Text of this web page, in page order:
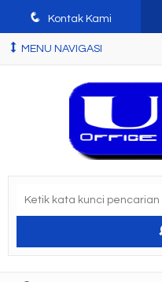
q Kontak Kami
MENU NAVIGASI